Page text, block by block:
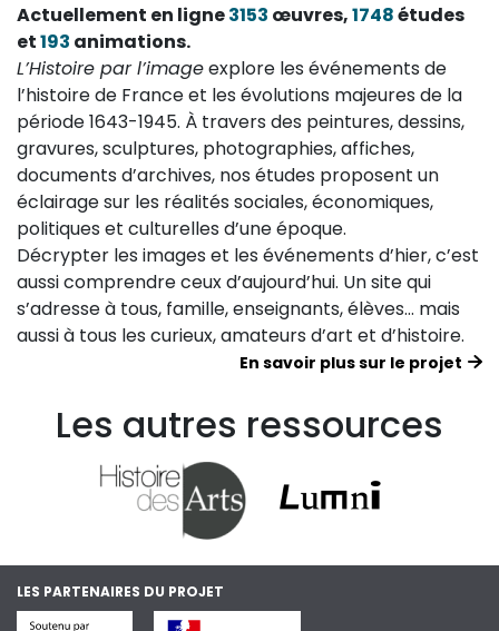
Actuellement en ligne3153 œuvres,1748études
et193 animations.
L’Histoire par l’imageexplore les événements de
l’histoire de France et les évolutions majeures de la
période 1643-1945. À travers des peintures, dessins,
gravures, sculptures, photographies, affiches,
documents d’archives, nos études proposent un
éclairage sur les réalités sociales, économiques,
politiques et culturelles d’une époque.
Décrypter les images et les événements d’hier, c’est
aussi comprendre ceux d’aujourd’hui. Un site qui
s’adresse à tous, famille, enseignants, élèves… mais
aussi à tous les curieux, amateurs d’art et d’histoire.
En savoir plus sur le projet
Les autres ressources
LES PARTENAIRES DU PROJET